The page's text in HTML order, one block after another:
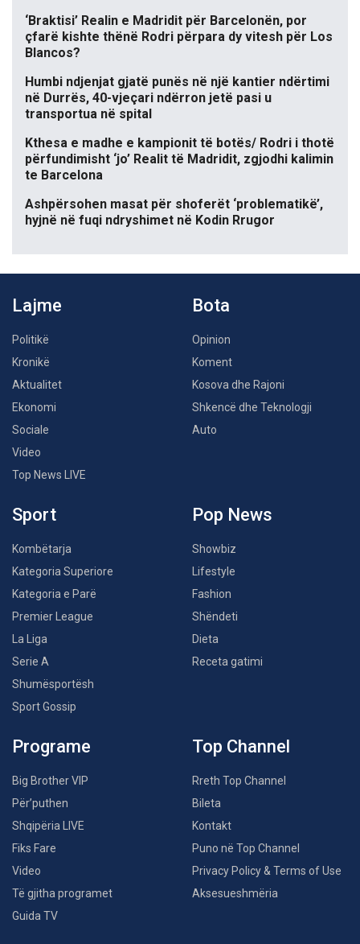
‘Braktisi’ Realin e Madridit për Barcelonën, por
çfarë kishte thënë Rodri përpara dy vitesh për Los
Blancos?
Humbi ndjenjat gjatë punës në një kantier ndërtimi
në Durrës, 40-vjeçari ndërron jetë pasi u
transportua në spital
Kthesa e madhe e kampionit të botës/ Rodri i thotë
përfundimisht ‘jo’ Realit të Madridit, zgjodhi kalimin
te Barcelona
Ashpërsohen masat për shoferët ‘problematikë’,
hyjnë në fuqi ndryshimet në Kodin Rrugor
Lajme
Politikë
Kronikë
Aktualitet
Ekonomi
Sociale
Video
Top News LIVE
Bota
Opinion
Koment
Kosova dhe Rajoni
Shkencë dhe Teknologji
Auto
Sport
Kombëtarja
Kategoria Superiore
Kategoria e Parë
Premier League
La Liga
Serie A
Shumësportësh
Sport Gossip
Pop News
Showbiz
Lifestyle
Fashion
Shëndeti
Dieta
Receta gatimi
Programe
Big Brother VIP
Për’puthen
Shqipëria LIVE
Fiks Fare
Video
Të gjitha programet
Guida TV
Top Channel
Rreth Top Channel
Bileta
Kontakt
Puno në Top Channel
Privacy Policy & Terms of Use
Aksesueshmëria